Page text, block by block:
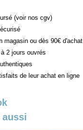
(voir nos cgv)
magasin ou dès 90€ d'achat
2 jours ouvrés
de leur achat en ligne
aussi